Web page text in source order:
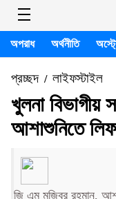
অপরাধ অর্থনীতি
প্রচ্ছদ/ লাইফস্টাইল
খুলনা
আশাশুনিতে
জি এম মুজিবুর রহমান,